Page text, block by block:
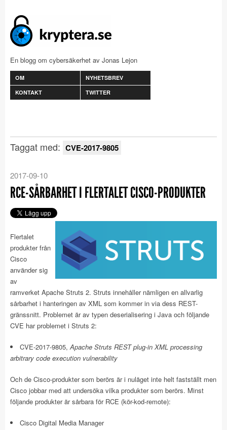
En blogg om cybersäkerhet av Jonas Lejon
OM
NYHETSBREV
KONTAKT
TWITTER
Taggat med: CVE-2017-9805
2017-09-10
RCE-SÅRBARHET I FLERTALET CISCO-PRODUKTER
Flertalet
produkter från
Cisco
använder sig
av
ramverket Apache Struts 2. Struts innehåller nämligen en allvarlig
sårbarhet i hanteringen av XML som kommer in via dess REST-
gränssnitt. Problemet är av typen deserialisering i Java och följande
CVE har problemet i Struts 2:
CVE-2017-9805,Apache Struts REST plug-in XML processing
arbitrary code execution vulnerability
Och de Cisco-produkter som berörs är i nuläget inte helt fastställt men
Cisco jobbar med att undersöka vilka produkter som berörs. Minst
följande produkter är sårbara för RCE (kör-kod-remote):
Cisco Digital Media Manager